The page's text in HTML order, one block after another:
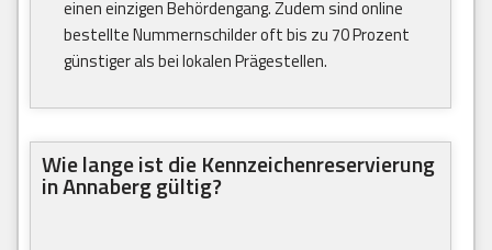
einen einzigen Behördengang. Zudem sind online
bestellte Nummernschilder oft bis zu 70 Prozent
günstiger als bei lokalen Prägestellen.
Wie lange ist die Kennzeichenreservierung
in Annaberg gültig?